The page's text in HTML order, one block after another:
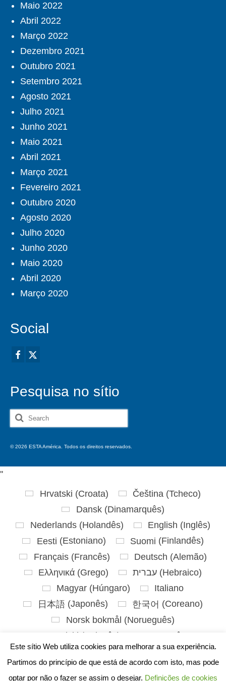
Maio 2022
Abril 2022
Março 2022
Dezembro 2021
Outubro 2021
Setembro 2021
Agosto 2021
Julho 2021
Junho 2021
Maio 2021
Abril 2021
Março 2021
Fevereiro 2021
Outubro 2020
Agosto 2020
Julho 2020
Junho 2020
Maio 2020
Abril 2020
Março 2020
Social
Pesquisa no sítio
Search
for:
© 2026 ESTA América. Todos os direitos reservados.
Este sítio Web utiliza cookies para melhorar a sua experiência.
Partimos do princípio de que está de acordo com isto, mas pode
optar por não o fazer se assim o desejar. Definições de cookies
''
Hrvatski (Croata) Čeština (Tcheco)
Dansk(Dinamarquês)
Nederlands(Holandês) English (Inglês)
Eesti (Estoniano) Suomi (Finlandês)
Français(Francês) Deutsch (Alemão)
Ελληνικά (Grego) עברית (Hebraico)
Magyar (Húngaro)
Italiano
日本語(Japonês) 한국어 (Coreano)
Norsk bokmål (Norueguês)
Polski ( Polonês )
Português
Slovenčina (Eslavo)
Slovenščina( Esloveno)